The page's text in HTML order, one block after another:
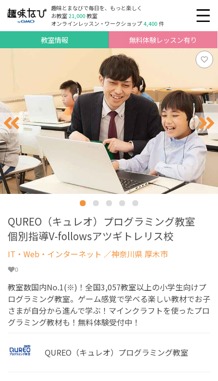
趣味とまなびで毎日を、もっと楽しく
お教室21,000教室
オンラインレッスン・ワークショップ4,400件
教室情報 無料体験レッスン有り
QUREO（キュレオ）プログラミング教室
個別指導V-followsアツギトレリス校
IT・Web・インターネット ／神奈川県 厚木市
0
教室数国内No.1(※)！全国3,057教室以上の小学生向けプ
ログラミング教室。ゲーム感覚で学べる楽しい教材でお子
さまが自分から進んで学ぶ！マインクラフトを使ったプロ
グラミング教材も！無料体験受付中！
QUREO（キュレオ）プログラミング教室